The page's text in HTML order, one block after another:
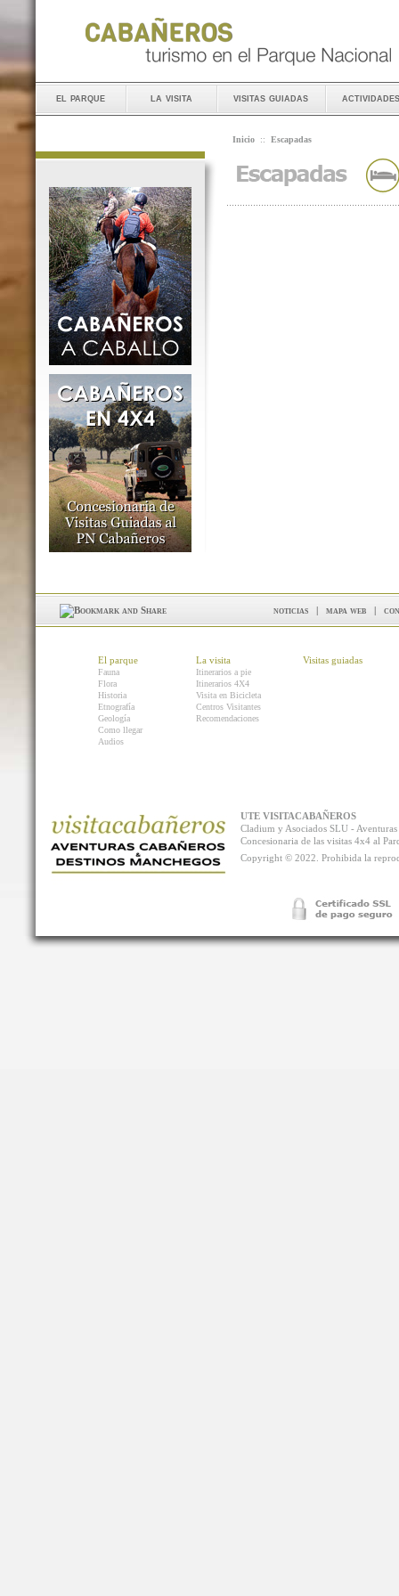
el parque la visita visitas guiadas actividades
Inicio :: Escapadas
noticias | mapa web |
El parque
Fauna
Flora
Historia
Etnografía
Geología
Como llegar
Audios
La visita
Itinerarios a pie
Itinerarios 4X4
Visita en Bicicleta
Centros Visitantes
Recomendaciones
Visitas guiadas
UTE VISITACABAÑEROS
Cladium y Asociados SLU -
Concesionaria de las visitas 4x4 al
Copyright © 2022. Prohibida la